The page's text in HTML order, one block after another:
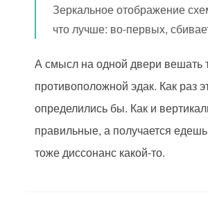
Зеркальное отображение
что лучше: во-первых,
А смысл на одной двери вешать
противоположной эдак. Как раз
определились бы. Как и
правильные, а получается
тоже диссонанс какой-то.